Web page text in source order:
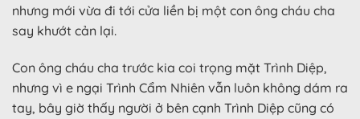
nhưng mới vừa đi tới cửa liền bị một con ông cháu cha
say khướt cản lại.
Con ông cháu cha trước kia coi trọng mặt Trình Diệp,
nhưng vì e ngại Trình Cẩm Nhiên vẫn luôn không dám ra
tay, bây giờ thấy người ở bên cạnh Trình Diệp cũng có